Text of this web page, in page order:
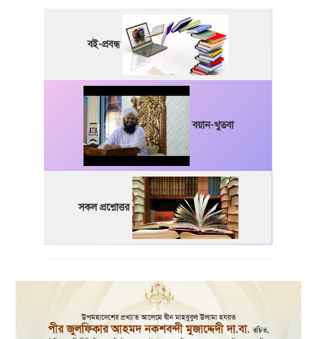
বই-প্রবন্ধ
বয়ান-খুতবা
সকল প্রশ্নোত্তর